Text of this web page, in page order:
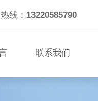
线： 13220585790
联系我们